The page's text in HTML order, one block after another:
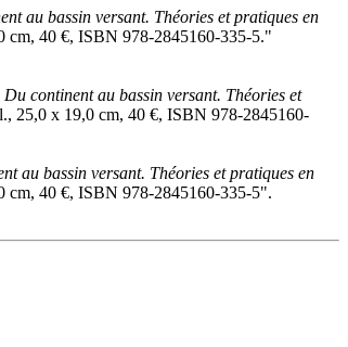
au bassin versant. Théories et pratiques en
cm, 40 €, ISBN 978-2845160-335-5."
Du continent au bassin versant. Théories et
25,0 x 19,0 cm, 40 €, ISBN 978-2845160-
au bassin versant. Théories et pratiques en
cm, 40 €, ISBN 978-2845160-335-5".